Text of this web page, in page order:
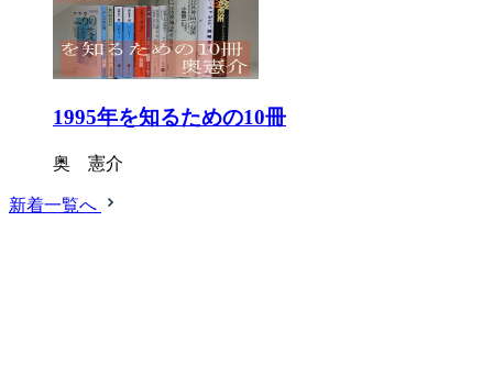
1995年を知るための10冊
奥 憲介
新着一覧へ